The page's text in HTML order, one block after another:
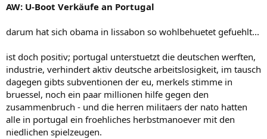
AW: U-Boot Verkäufe an Portugal
darum hat sich obama in lissabon so wohlbehuetet gefuehlt...
ist doch positiv; portugal unterstuetzt die deutschen werften,
industrie, verhindert aktiv deutsche arbeitslosigkeit, im tausch
dagegen gibts subventionen der eu, merkels stimme in
bruessel, noch ein paar millionen hilfe gegen den
zusammenbruch - und die herren militaers der nato hatten
alle in portugal ein froehliches herbstmanoever mit den
niedlichen spielzeugen.